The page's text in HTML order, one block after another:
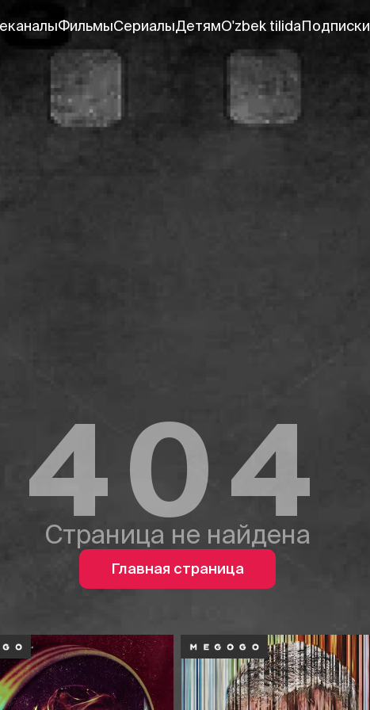
ФильмыСериалыДетямO'zbek tilidaПодписки
404
Страница не найдена
Главная страница